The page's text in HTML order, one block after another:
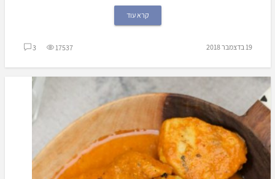
קרא עוד
19 בדצמבר 2018 17537
3